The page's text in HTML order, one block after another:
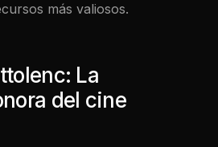
más valiosos.
La
del cine